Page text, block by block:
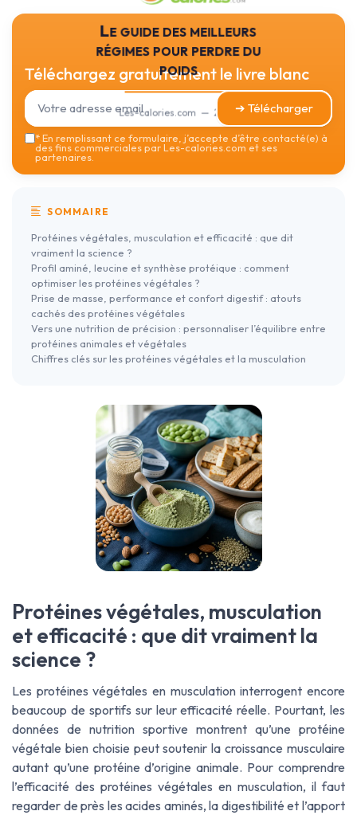
Le guide des meilleurs
régimes pour perdre du
poids
Les-calories.com — 2026
Téléchargez gratuitement le livre blanc
➔ Télécharger
*En remplissant ce formulaire, j’accepte d’être contacté(e) à
des fins commerciales par Les-calories.com et ses
partenaires.
SOMMAIRE
Protéines végétales, musculation et efficacité : que dit
vraiment la science ?
Profil aminé, leucine et synthèse protéique : comment
optimiser les protéines végétales ?
Prise de masse, performance et confort digestif : atouts
cachés des protéines végétales
Vers une nutrition de précision : personnaliser l’équilibre entre
protéines animales et végétales
Chiffres clés sur les protéines végétales et la musculation
Protéines végétales, musculation
et efficacité : que dit vraiment la
science ?
Les protéines végétales en musculation interrogent encore
beaucoup de sportifs sur leur efficacité réelle. Pourtant, les
données de nutrition sportive montrent qu’une protéine
végétale bien choisie peut soutenir la croissance musculaire
autant qu’une protéine d’origine animale. Pour comprendre
l’efficacité des protéines végétales en musculation, il faut
regarder de près les acides aminés, la digestibilité et l’apport